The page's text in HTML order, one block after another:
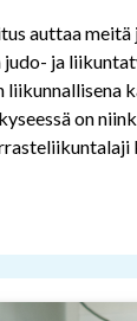
auttaa meitä
ja
liikunnallisena
on